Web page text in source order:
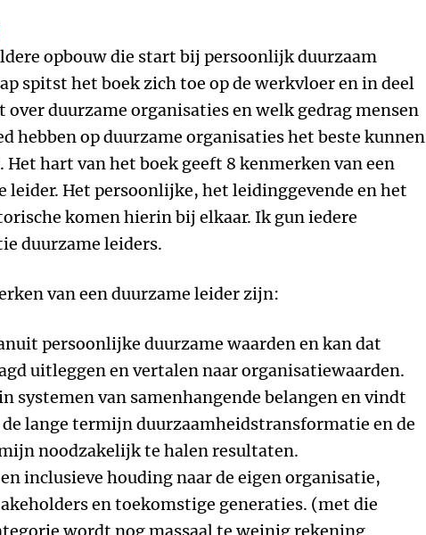
opbouw die start bij persoonlijk duurzaam
spitst het boek zich toe op de werkvloer en in deel
over duurzame organisaties en welk gedrag mensen
hebben op duurzame organisaties het beste kunnen
Het hart van het boek geeft 8 kenmerken van een
leider. Het persoonlijke, het leidinggevende en het
komen hierin bij elkaar. Ik gun iedere
duurzame leiders.
van een duurzame leider zijn:
persoonlijke duurzame waarden en kan dat
uitleggen en vertalen naar organisatiewaarden.
systemen van samenhangende belangen en vindt
lange termijn duurzaamheidstransformatie en de
noodzakelijk te halen resultaten.
inclusieve houding naar de eigen organisatie,
en toekomstige generaties. (met die